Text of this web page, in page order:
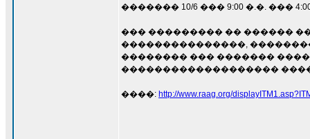
������� 10/6 ��� 9:00 �.�. ���
��� ��������� �� ������
���������������,
�������� ��� �������
�������������������
����: http://www.raag.org/